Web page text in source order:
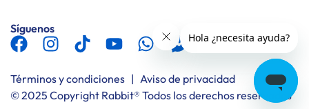
Síguenos
Términos y condiciones | Aviso de privacidad
© 2025 Copyright Rabbit® Todos los derechos reservados